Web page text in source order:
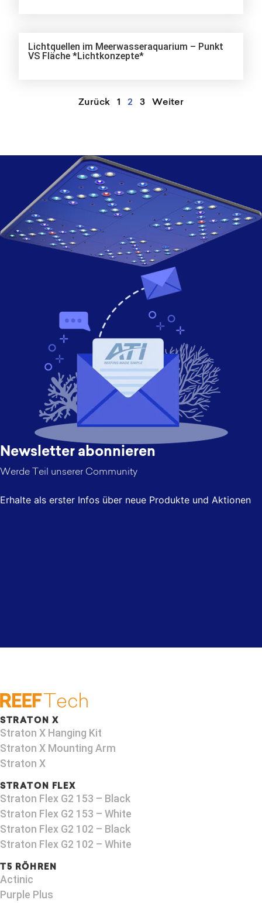
Lichtquellen im Meerwasseraquarium – Punkt
VS Fläche *Lichtkonzepte*
Zurück 1 2 3 Weiter
Newsletter abonnieren
Werde Teil unserer Community
Erhalte als erster Infos über neue Produkte und Aktionen
STRATON X
Straton X Hanging Kit
Straton X Mounting Arm​
Straton X
STRATON FLEX
Straton Flex G2 153 – Black​
Straton Flex G2 153 – White
Straton Flex G2 102 – Black
Straton Flex G2 102 – White
T5 RÖHREN
Actinic
Purple Plus